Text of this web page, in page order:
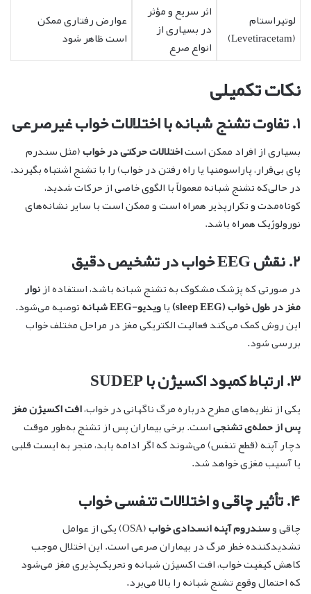
لوتیراستام
(Levetiracetam)
اثر سریع و مؤثر
در بسیاری از
انواع صرع
عوارض رفتاری ممکن
است ظاهر شود
نکات تکمیلی
۱. تفاوت تشنج شبانه با اختلالات خواب غیرصرعی
بسیاری از افراد ممکن استاختلالات حرکتی در خواب(مثل سندرم
پای بی‌قرار، پاراسومنیا یا راه رفتن در خواب) را با تشنج اشتباه بگیرند.
در حالی‌که تشنج شبانه معمولاً با الگوی خاصی از حرکات شدید،
کوتاه‌مدت و تکرارپذیر همراه است و ممکن است با سایر نشانه‌های
نورولوژیک همراه باشد.
۲. نقش EEG خواب در تشخیص دقیق
در صورتی که پزشک مشکوک به تشنج شبانه باشد، استفاده ازنوار
مغز در طول خواب (sleep EEG)
یاویدیو-EEG شبانه
توصیه می‌شود.
این روش کمک می‌کند فعالیت الکتریکی مغز در مراحل مختلف خواب
بررسی شود.
۳. ارتباط کمبود اکسیژن با SUDEP
یکی از نظریه‌های مطرح درباره مرگ ناگهانی در خواب،افت اکسیژن مغز
پس از حمله‌ی تشنجیاست. برخی بیماران پس از تشنج به‌طور موقت
دچار آپنه (قطع تنفس) می‌شوند که اگر ادامه یابد، منجر به ایست قلبی
یا آسیب مغزی خواهد شد.
۴. تأثیر چاقی و اختلالات تنفسی خواب
چاقی وسندروم آپنه انسدادی خواب
(OSA) یکی از عوامل
تشدیدکننده خطر مرگ در بیماران صرعی است. این اختلال موجب
کاهش کیفیت خواب، افت اکسیژن شبانه و تحریک‌پذیری مغز می‌شود
که احتمال وقوع تشنج شبانه را بالا می‌برد.